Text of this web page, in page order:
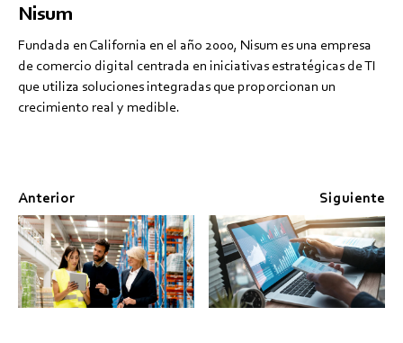
Nisum
Fundada en California en el año 2000, Nisum es una empresa
de comercio digital centrada en iniciativas estratégicas de TI
que utiliza soluciones integradas que proporcionan un
crecimiento real y medible.
Anterior Siguiente